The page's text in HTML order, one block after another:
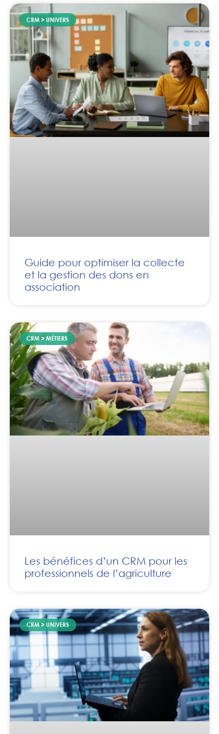
CRM > UNIVERS
Guide pour optimiser la collecte
et la gestion des dons en
association
CRM > MÉTIERS
Les bénéfices d’un CRM pour les
professionnels de l’agriculture
CRM > UNIVERS